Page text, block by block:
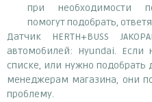
при необходимости
помогут подобрать,
Датчик HERTH+BUSS
автомобилей: Hyundai. Если
списке, или нужно подобрать
менеджерам магазина, они
проблему.